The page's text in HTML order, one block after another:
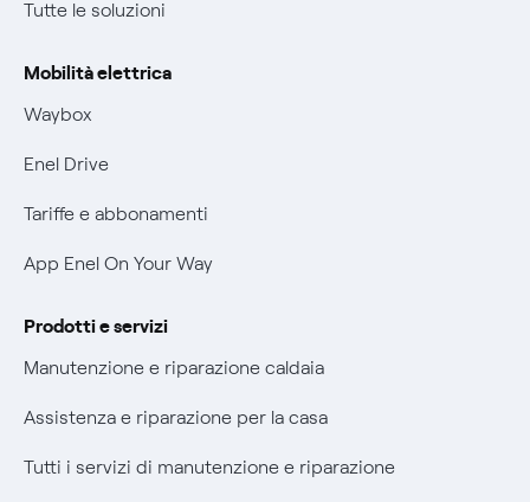
Offerte Placet non vulnerabili
Offerta Tutela Vulnerabilità Gas
Mobilità Elettrica
Phishing e truffe online
Verifica chi ti ha chiamato
Agevolazione utenti con disabilità per offerte Fibra
Tutte le soluzioni
Mobilità elettrica
Waybox
Enel Drive
Tariffe e abbonamenti
App Enel On Your Way
Prodotti e servizi
Manutenzione e riparazione caldaia
Assistenza e riparazione per la casa
Tutti i servizi di manutenzione e riparazione